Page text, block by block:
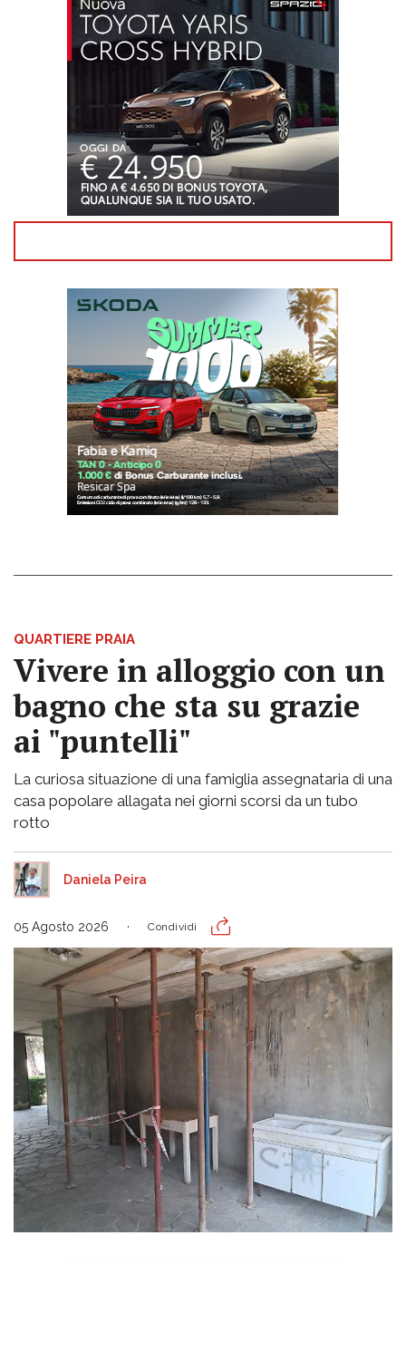
QUARTIERE PRAIA
Vivere in alloggio con un
bagno che sta su grazie
ai "puntelli"
La curiosa situazione di una famiglia assegnataria di una
casa popolare allagata nei giorni scorsi da un tubo
rotto
Daniela Peira
05 Agosto 2026 Condividi